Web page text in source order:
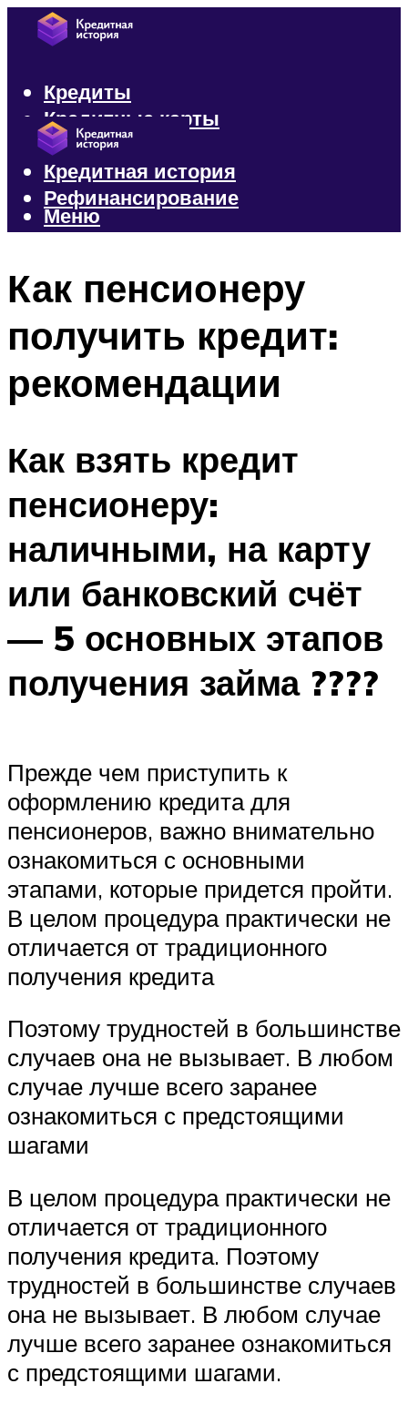
Кредиты
Кредитные карты
Микрозаймы
Кредитная история
Рефинансирование
Меню
Как пенсионеру
получить кредит:
рекомендации
Как взять кредит
пенсионеру:
наличными, на карту
или банковский счёт
— 5 основных этапов
получения займа ????
Прежде чем приступить к
оформлению кредита для
пенсионеров, важно внимательно
ознакомиться с основными
этапами, которые придется пройти.
В целом процедура практически не
отличается от традиционного
получения кредита
Поэтому трудностей в большинстве
случаев она не вызывает. В любом
случае лучше всего заранее
ознакомиться с предстоящими
шагами
В целом процедура практически не
отличается от традиционного
получения кредита. Поэтому
трудностей в большинстве случаев
она не вызывает. В любом случае
лучше всего заранее ознакомиться
с предстоящими шагами.